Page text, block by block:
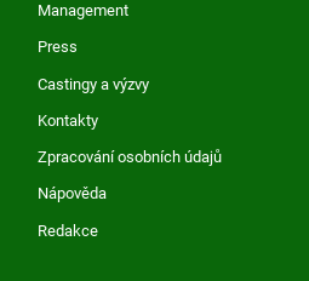
Management
Press
Castingy a výzvy
Kontakty
Zpracování osobních údajů
Nápověda
Redakce